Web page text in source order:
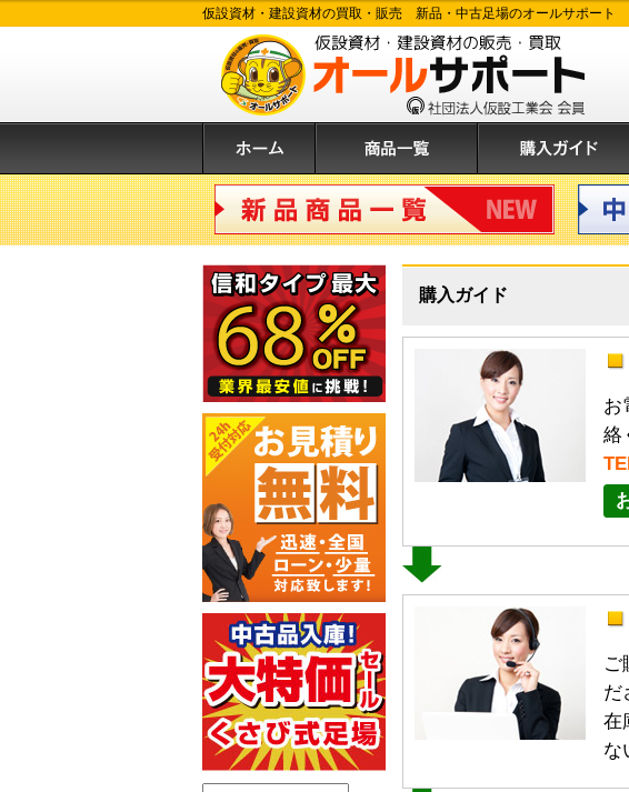
仮設資材・建設資材の買取・販売 新品・中古足場のオールサポート
ホーム 商品一覧 購入ガイド
新品商品 中古資
購入ガイド
お
絡
ご
だ
在
な